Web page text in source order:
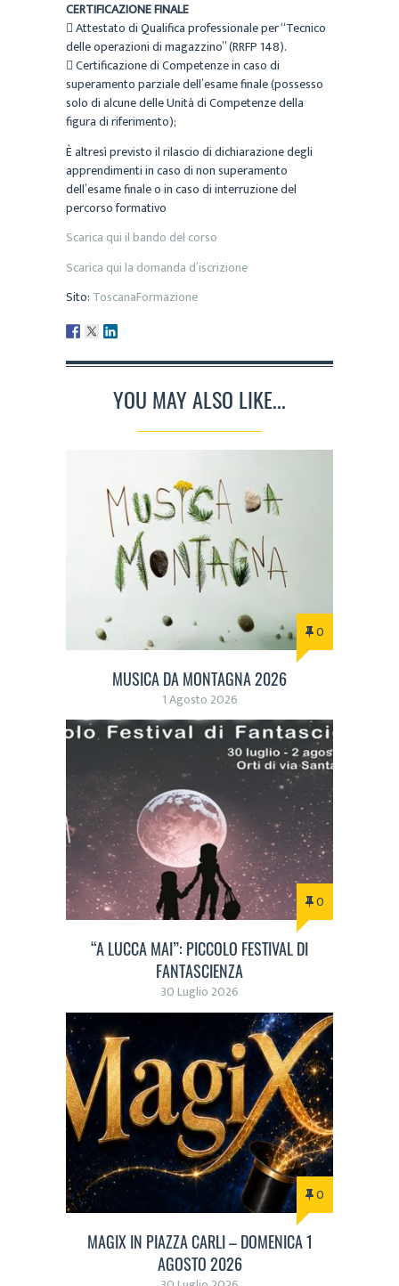
CERTIFICAZIONE FINALE
 Attestato di Qualifica professionale per “Tecnico
delle operazioni di magazzino” (RRFP 148).
 Certificazione di Competenze in caso di
superamento parziale dell’esame finale (possesso
solo di alcune delle Unità di Competenze della
figura di riferimento);
È altresì previsto il rilascio di dichiarazione degli
apprendimenti in caso di non superamento
dell’esame finale o in caso di interruzione del
percorso formativo
Scarica qui il bando del corso
Scarica qui la domanda d’iscrizione
Sito: ToscanaFormazione
YOU MAY ALSO LIKE...
0
MUSICA DA MONTAGNA 2026
1 Agosto 2026
0
“A LUCCA MAI”: PICCOLO FESTIVAL DI
FANTASCIENZA
30 Luglio 2026
0
MAGIX IN PIAZZA CARLI – DOMENICA 1
AGOSTO 2026